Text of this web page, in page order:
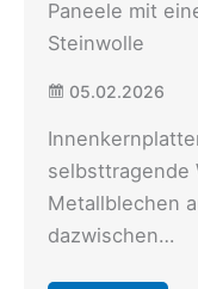
Paneele mit
Steinwolle
05.02.2026
selbsttragende
Metallblechen
dazwischen…